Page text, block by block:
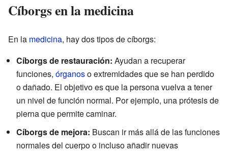
Cíborgs en la medicina
En la medicina, hay dos tipos de cíborgs:
Cíborgs de restauración: Ayudan a recuperar
funciones, órganoso extremidades que se han perdido
o dañado. El objetivo es que la persona vuelva a tener
un nivel de función normal. Por ejemplo, una prótesis de
pierna que permite caminar.
Cíborgs de mejora: Buscan ir más allá de las funciones
normales del cuerpo o incluso añadir nuevas